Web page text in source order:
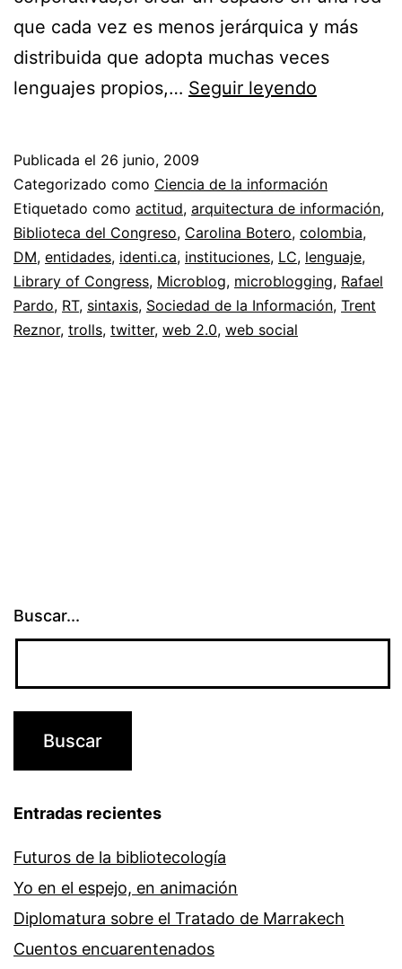
que cada vez es menos jerárquica y más
distribuida que adopta muchas veces
lenguajes propios,… Seguir leyendo
de
la
ciencia
//
Sintáxis
Publicada el 26 junio, 2009
Categorizado como Ciencia de la información
Etiquetado como actitud, arquitectura de información,
Biblioteca del Congreso, Carolina Botero, colombia,
DM, entidades, identi.ca, instituciones, LC, lenguaje,
Library of Congress, Microblog, microblogging, Rafael
Pardo, RT, sintaxis, Sociedad de la Información, Trent
Reznor, trolls, twitter, web 2.0, web social
Buscar...
Entradas recientes
Futuros de la bibliotecología
Yo en el espejo, en animación
Diplomatura sobre el Tratado de Marrakech
Cuentos encuarentenados